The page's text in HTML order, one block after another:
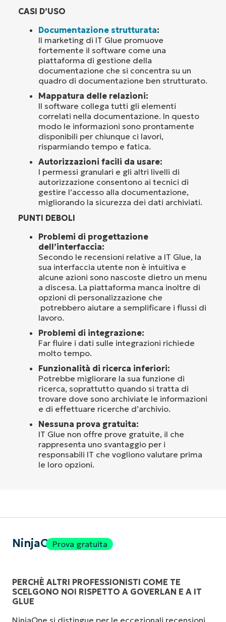
CASI D’USO
Documentazione strutturata:
Il marketing di IT Glue promuove
fortemente il software come una
piattaforma di gestione della
documentazione che si concentra su un
quadro di documentazione ben strutturato.
Mappatura delle relazioni:
Il software collega tutti gli elementi
correlati nella documentazione. In questo
modo le informazioni sono prontamente
disponibili per chiunque ci lavori,
risparmiando tempo e fatica.
Autorizzazioni facili da usare:
I permessi granulari e gli altri livelli di
autorizzazione consentono ai tecnici di
gestire l’accesso alla documentazione,
migliorando la sicurezza dei dati archiviati.
PUNTI DEBOLI
Problemi di progettazione
dell’interfaccia:
Secondo le recensioni relative a IT Glue, la
sua interfaccia utente non è intuitiva e
alcune azioni sono nascoste dietro un menu
a discesa. La piattaforma manca inoltre di
opzioni di personalizzazione che
potrebbero aiutare a semplificare i flussi di
lavoro.
Problemi di integrazione:
Far fluire i dati sulle integrazioni richiede
molto tempo.
Funzionalità di ricerca inferiori:
Potrebbe migliorare la sua funzione di
ricerca, soprattutto quando si tratta di
trovare dove sono archiviate le informazioni
e di effettuare ricerche d’archivio.
Nessuna prova gratuita:
IT Glue non offre prove gratuite, il che
rappresenta uno svantaggio per i
responsabili IT che vogliono valutare prima
le loro opzioni.
NinjaOneProva gratuita
PERCHÈ ALTRI PROFESSIONISTI COME TE
SCELGONO NOI RISPETTO A GOVERLAN E A IT
GLUE
NinjaOne si distingue per le eccezionali recensioni